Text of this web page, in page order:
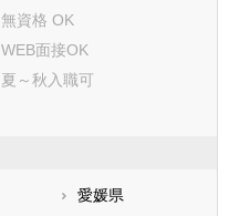
無資格 OK
WEB面接OK
夏～秋入職可
愛媛県